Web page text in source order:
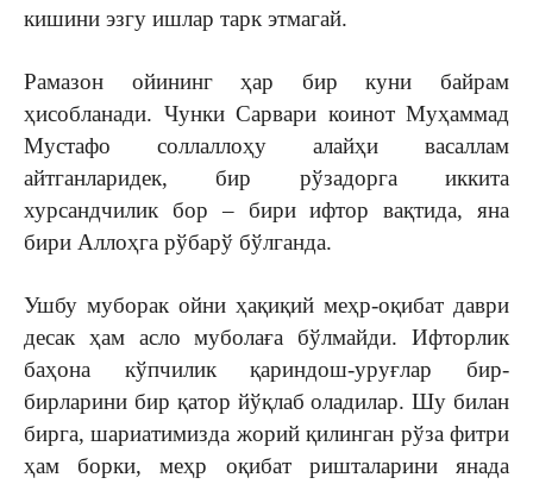
кишини эзгу ишлар тарк этмагай.
Рамазон ойининг ҳар бир куни байрам
ҳисобланади. Чунки Сарвари коинот Муҳаммад
Мустафо соллаллоҳу алайҳи васаллам
айтганларидек, бир рўзадорга иккита
хурсандчилик бор – бири ифтор вақтида, яна
бири Аллоҳга рўбарў бўлганда.
Ушбу муборак ойни ҳақиқий меҳр-оқибат даври
десак ҳам асло муболаға бўлмайди. Ифторлик
баҳона кўпчилик қариндош-уруғлар бир-
бирларини бир қатор йўқлаб оладилар. Шу билан
бирга, шариатимизда жорий қилинган рўза фитри
ҳам борки, меҳр оқибат ришталарини янада